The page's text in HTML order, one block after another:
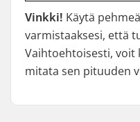
Vinkki! Käytä
varmistaaksesi, että
Vaihtoehtoisesti, voit
mitata sen pituuden